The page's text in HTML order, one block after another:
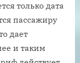
только дата
пассажиру
дает
и таким